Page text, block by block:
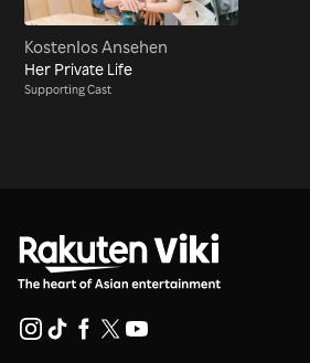
Kostenlos Ansehen
Her Private Life
Supporting Cast